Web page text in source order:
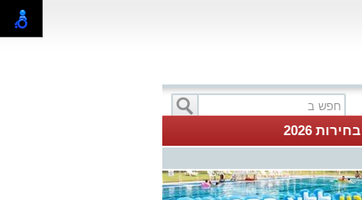
בחירות 2026